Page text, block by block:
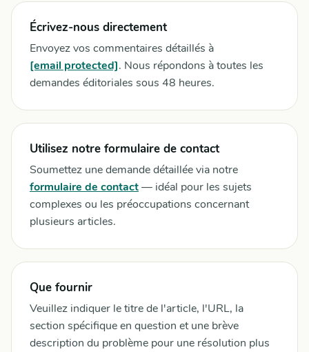
Écrivez-nous directement
Envoyez vos commentaires détaillés à
[email protected]. Nous répondons à toutes les
demandes éditoriales sous 48 heures.
Utilisez notre formulaire de contact
Soumettez une demande détaillée via notre
formulaire de contact— idéal pour les sujets
complexes ou les préoccupations concernant
plusieurs articles.
Que fournir
Veuillez indiquer le titre de l'article, l'URL, la
section spécifique en question et une brève
description du problème pour une résolution plus